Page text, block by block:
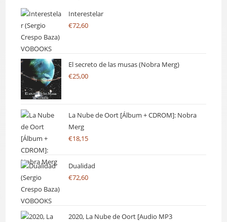
Interestelar
€72,60
El secreto de las musas (Nobra Merg)
€25,00
La Nube de Oort [Álbum + CDROM]: Nobra
Merg
€18,15
Dualidad
€72,60
2020, La Nube de Oort [Audio MP3